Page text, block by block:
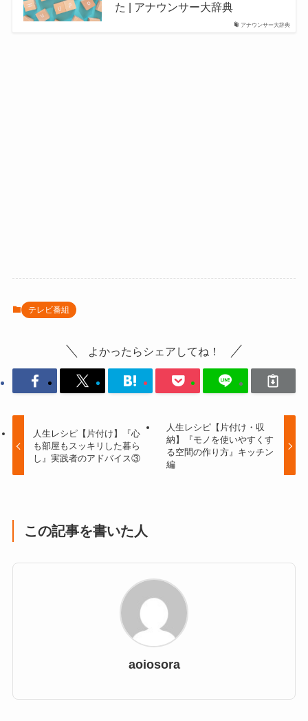
アナウンサー大辞典
た | アナウンサー大辞典
テレビ番組
よかったらシェアしてね！
人生レシピ【片付け】『心
も部屋もスッキリした暮ら
し』実践者のアドバイス③
人生レシピ【片付け・収
納】『モノを使いやすくす
る空間の作り方』キッチン
編
この記事を書いた人
aoiosora